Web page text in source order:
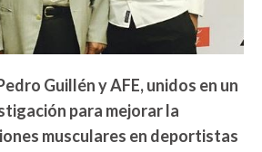
Noticias
Guillén y AFE, unidos en un
para mejorar la
musculares en deportistas